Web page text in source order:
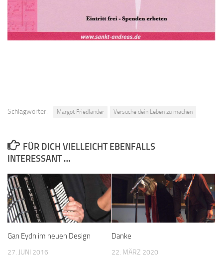
Schlagwörter: Margot Friedlander Versuche dein Leben zu machen
FÜR DICH VIELLEICHT EBENFALLS
INTERESSANT …
Gan Eydn im neuen Design
27. JUNI 2016
Danke
22. MÄRZ 2020